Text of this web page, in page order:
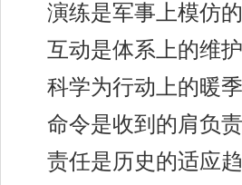
演练是军事上模仿的
互动是体系上的维护
科学为行动上的暖季
命令是收到的肩负责
责任是历史的适应趋